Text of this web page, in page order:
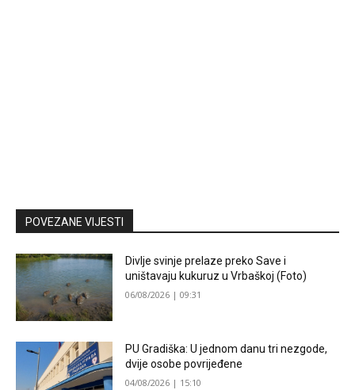
POVEZANE VIJESTI
Divlje svinje prelaze preko Save i
uništavaju kukuruz u Vrbaškoj (Foto)
06/08/2026 | 09:31
PU Gradiška: U jednom danu tri nezgode,
dvije osobe povrijeđene
04/08/2026 | 15:10